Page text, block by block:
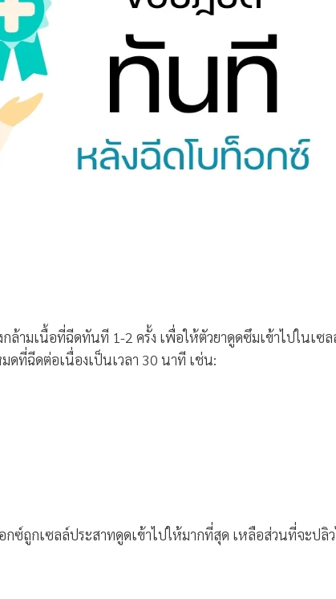
ล้ามเนื้อที่ฉีดทันที 1-2 ครั้ง เพื่อให้ตัวยาดูดซึมเข้าไปในเซ
ดที่ฉีดต่อเนื่องเป็นเวลา 30 นาที เช่น:
กซ์ถูกเซลล์ประสาทดูดเข้าไปให้มากที่สุด เหลือส่วนที่จะปลิ